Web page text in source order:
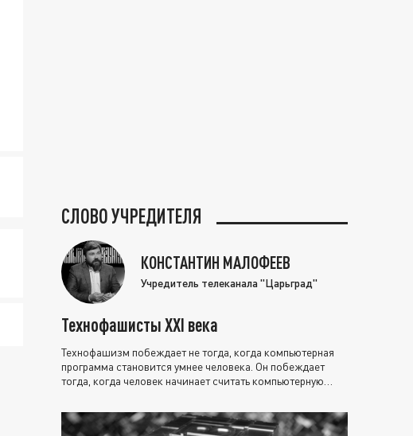
СЛОВО УЧРЕДИТЕЛЯ
КОНСТАНТИН МАЛОФЕЕВ
Учредитель телеканала "Царьград"
Технофашисты XXI века
Технофашизм побеждает не тогда, когда компьютерная
программа становится умнее человека. Он побеждает
тогда, когда человек начинает считать компьютерную